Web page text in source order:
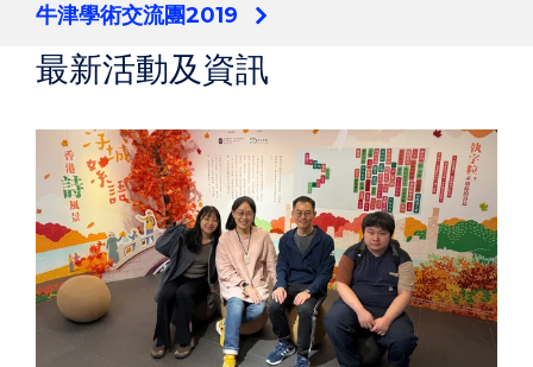
牛津學術交流團2019
最新活動及資訊